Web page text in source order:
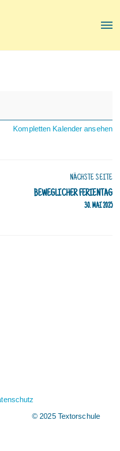
Kompletten Kalender ansehen
NÄCHSTE SEITE
BEWEGLICHER FERIENTAG
30. MAI 2025
© 2025 Textorschule